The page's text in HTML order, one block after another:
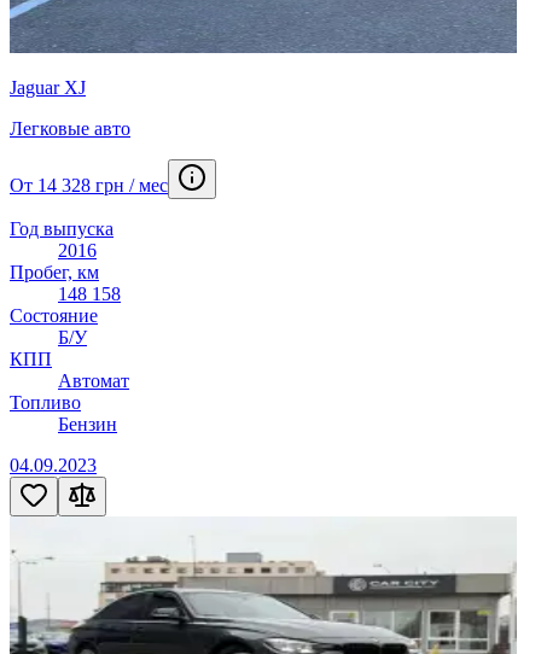
Jaguar XJ
Легковые авто
От 14 328 грн / мес
Год выпуска
2016
Пробег, км
148 158
Состояние
Б/У
КПП
Автомат
Топливо
Бензин
04.09.2023